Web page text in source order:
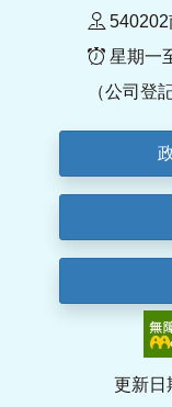
星期一
（公司登
更新日